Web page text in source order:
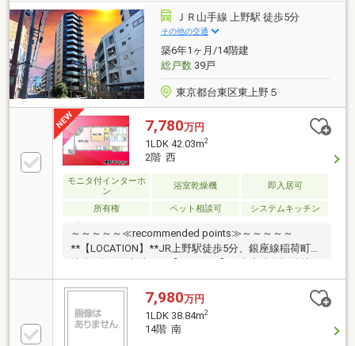
ＪＲ山手線 上野駅 徒歩5分
その他の交通
築6年1ヶ月/14階建
総戸数39戸
東京都台東区東上野５
7,780万円
1LDK 42.03m2
2階 西
モニタ付インターホ
ン
浴室乾燥機 即入居可
所有権 ペット相談可 システムキッチン
～～～～～≪recommended points≫～～～～～
**【LOCATION】**JR上野駅徒歩5分、銀座線稲荷町駅
令和2年築。床暖房やミストサウナ完備。
**【FACILITY】**内廊下設計、トリプルセキュリティ
採用。下階住戸なしで音の心配も軽減。～～～～～～
～～～～～～～～～～～～～～～～■■マンツーマンセ
7,980万円
1LDK 38.84m2
14階 南